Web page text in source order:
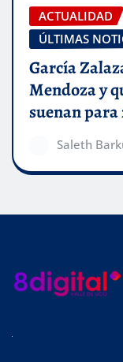
ACTUALIDAD
ÚLTIMAS
García
Mendoza y
suenan para
Saleth